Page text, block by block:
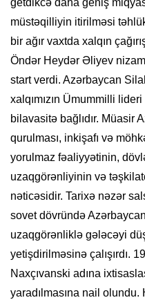
getdikcə daha geniş
müstəqilliyin itirilməsi
bir ağır vaxtda xalqın
Öndər Heydər Əliyev
start verdi. Azərbaycan
xalqımızın Ümummilli
bilavasitə bağlıdır. Müasir
qurulması, inkişafı və
yorulmaz fəaliyyətinin,
uzaqgörənliyinin və
nəticəsidir. Tarixə nəzər
sovet dövründə
uzaqgörənliklə gələcəyi
yetişdirilməsinə çalışırdı.
Naxçıvanski adına
yaradılmasına nail